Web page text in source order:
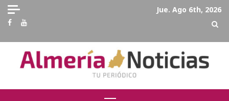
Skip
content
Jue. Ago 6th, 2026
Facebook
Youtube